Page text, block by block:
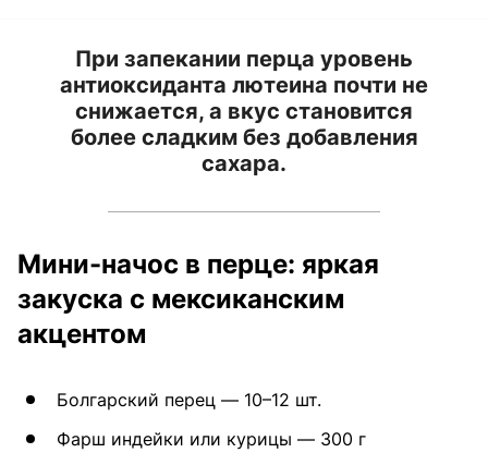
При запекании перца уровень
антиоксиданта лютеина почти не
снижается, а вкус становится
более сладким без добавления
сахара.
Мини-начос в перце: яркая
закуска с мексиканским
акцентом
Болгарский перец — 10–12 шт.
Фарш индейки или курицы — 300 г